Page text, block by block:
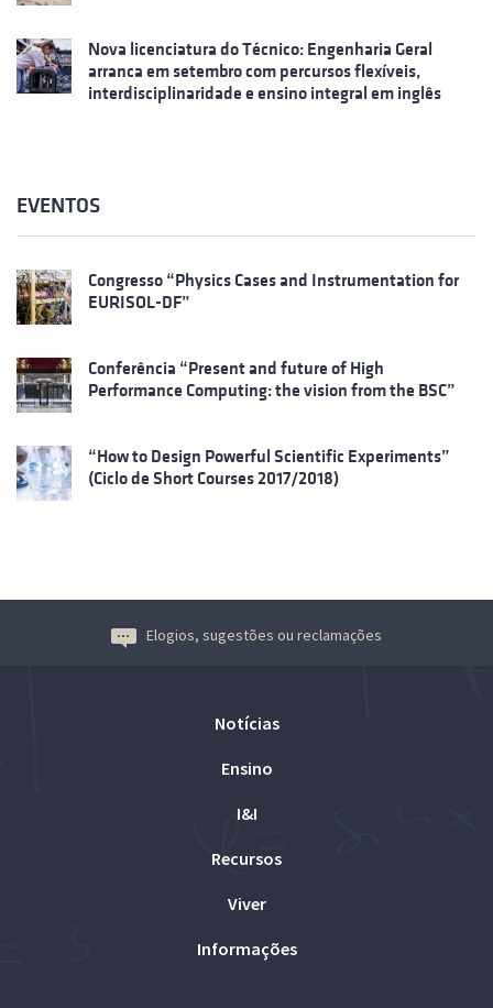
Nova licenciatura do Técnico: Engenharia Geral
arranca em setembro com percursos flexíveis,
interdisciplinaridade e ensino integral em inglês
EVENTOS
Congresso “Physics Cases and Instrumentation for
EURISOL-DF”
Conferência “Present and future of High
Performance Computing: the vision from the BSC”
“How to Design Powerful Scientific Experiments”
(Ciclo de Short Courses 2017/2018)
Elogios, sugestões ou reclamações
Notícias
Ensino
I&I
Recursos
Viver
Informações